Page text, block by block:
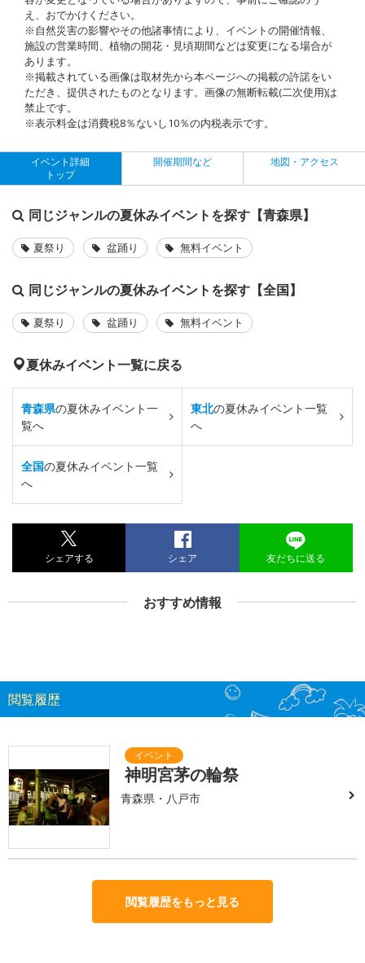
え、おでかけください。
※自然災害の影響やその他諸事情により、イベントの開催情報、
施設の営業時間、植物の開花・見頃期間などは変更になる場合が
あります。
※掲載されている画像は取材先から本ページへの掲載の許諾をい
ただき、提供されたものとなります。画像の無断転載(二次使用)は
禁止です。
※表示料金は消費税8％ないし10％の内税表示です。
イベント詳細
トップ
開催期間など 地図・アクセス
同じジャンルの夏休みイベントを探す【青森県】
夏祭り 盆踊り 無料イベント
同じジャンルの夏休みイベントを探す【全国】
夏祭り 盆踊り 無料イベント
夏休みイベント一覧に戻る
青森県の夏休みイベント一
覧へ
東北の夏休みイベント一覧
へ
全国の夏休みイベント一覧
へ
シェアする シェア 友だちに送る
おすすめ情報
閲覧履歴
神明宮茅の輪祭
青森県・八戸市
閲覧履歴をもっと見る